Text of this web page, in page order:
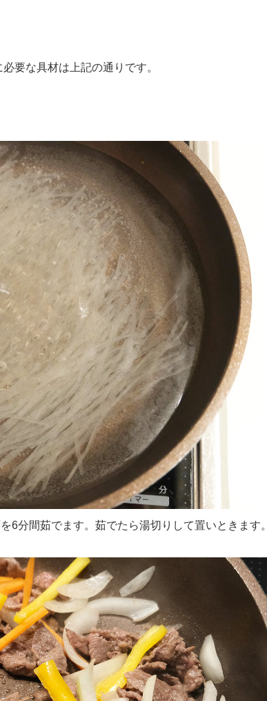
要な具材は上記の通りです。
6分間茹でます。茹でたら湯切りして置いときます。